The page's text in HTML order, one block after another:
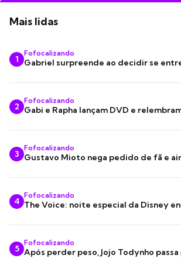
Mais lidas
1
Fofocalizando
Gabriel surpreende ao decidir se
2
Fofocalizando
Gabi e Rapha lançam DVD e
3
Fofocalizando
Gustavo Mioto nega pedido de fã e
4
Fofocalizando
The Voice: noite especial da Disney
5
Fofocalizando
Após perder peso, Jojo Todynho